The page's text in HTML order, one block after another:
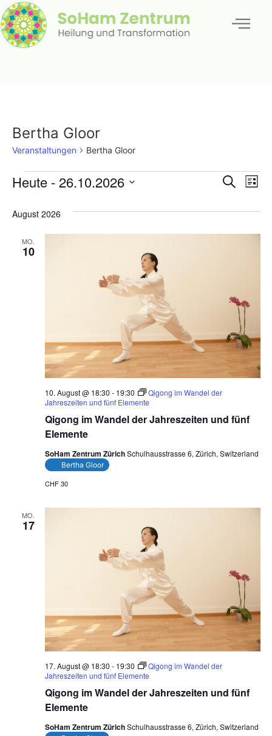
Bertha Gloor
Veranstaltungen Bertha Gloor
und
SucheListe
Heute - 26.10.2026
August 2026
MO.
10
Qigong im Wandel der Jahreszeiten und fünf
Elemente
10. August @ 18:30 - 19:30
Qigong im Wandel der
Jahreszeiten und fünf Elemente
SoHam Zentrum ZürichSchulhausstrasse 6, Zürich, Switzerland
Bertha Gloor
CHF 30
MO.
17
Qigong im Wandel der Jahreszeiten und fünf
Elemente
17. August @ 18:30 - 19:30
Qigong im Wandel der
Jahreszeiten und fünf Elemente
SoHam Zentrum ZürichSchulhausstrasse 6, Zürich, Switzerland